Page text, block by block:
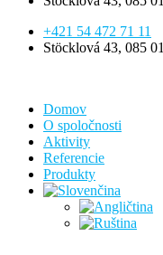
+421 54 472 71 11
Stöcklová 43, 085
Domov
O spoločnosti
Aktivity
Referencie
Produkty